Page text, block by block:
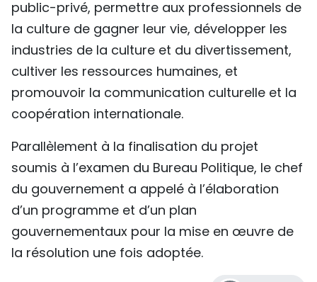
public-privé, permettre aux professionnels de
la culture de gagner leur vie, développer les
industries de la culture et du divertissement,
cultiver les ressources humaines, et
promouvoir la communication culturelle et la
coopération internationale.
Parallèlement à la finalisation du projet
soumis à l’examen du Bureau Politique, le chef
du gouvernement a appelé à l’élaboration
d’un programme et d’un plan
gouvernementaux pour la mise en œuvre de
la résolution une fois adoptée.